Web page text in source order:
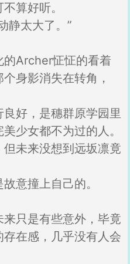
算好听。
静太大了。”
的Archer怔怔的看着
身影消失在转角，
好，是穗群原学园里
少女都不为过的人。
未来没想到远坂凛竟
意撞上自己的。
只是有些意外，毕竟
在感，几乎没有人会